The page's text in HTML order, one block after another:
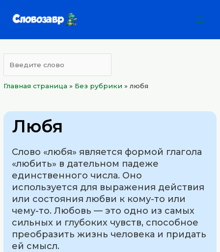
Главная страница » Без рубрики »любя
Любя
Слово «любя» является формой глагола
«любить» в дательном падеже
единственного числа. Оно
используется для выражения действия
или состояния любви к кому-то или
чему-то. Любовь — это одно из самых
сильных и глубоких чувств, способное
преобразить жизнь человека и придать
ей смысл.